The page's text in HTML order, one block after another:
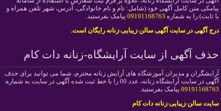
پیامکی متن کامل آگهی خود (شامل: نام و نام خانوادگی، آدرس، شهر تلفن همراه و
یا ثابت) را به شماره 09191168763 پیامک بفرستید.
درج آگهی در سایت آگهی سالن-زیبایی-زنانه رایگان است.
حذف آگهی از سایت آرایشگاه-زنانه دات کام
آرایشگران و مدیران آموزشگاه های آرایش زنانه محترم، شما می توانید برای حذف
آگهی در سایت آرایشگاه زنانه، عدد 00 را با خط ثبت شده آگهی در سایت به شماره
09191168763 پیامک بفرستید.
سایت سالن-زیبایی-زنانه دات کام